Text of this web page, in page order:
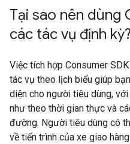
Tại sao nên dùng
các tác vụ định kỳ?
Việc tích hợp Consumer
tác vụ theo lịch biểu giúp
diện cho người tiêu dùng,
như theo thời gian thực và
đường. Người tiêu dùng có
về tiến trình của xe giao